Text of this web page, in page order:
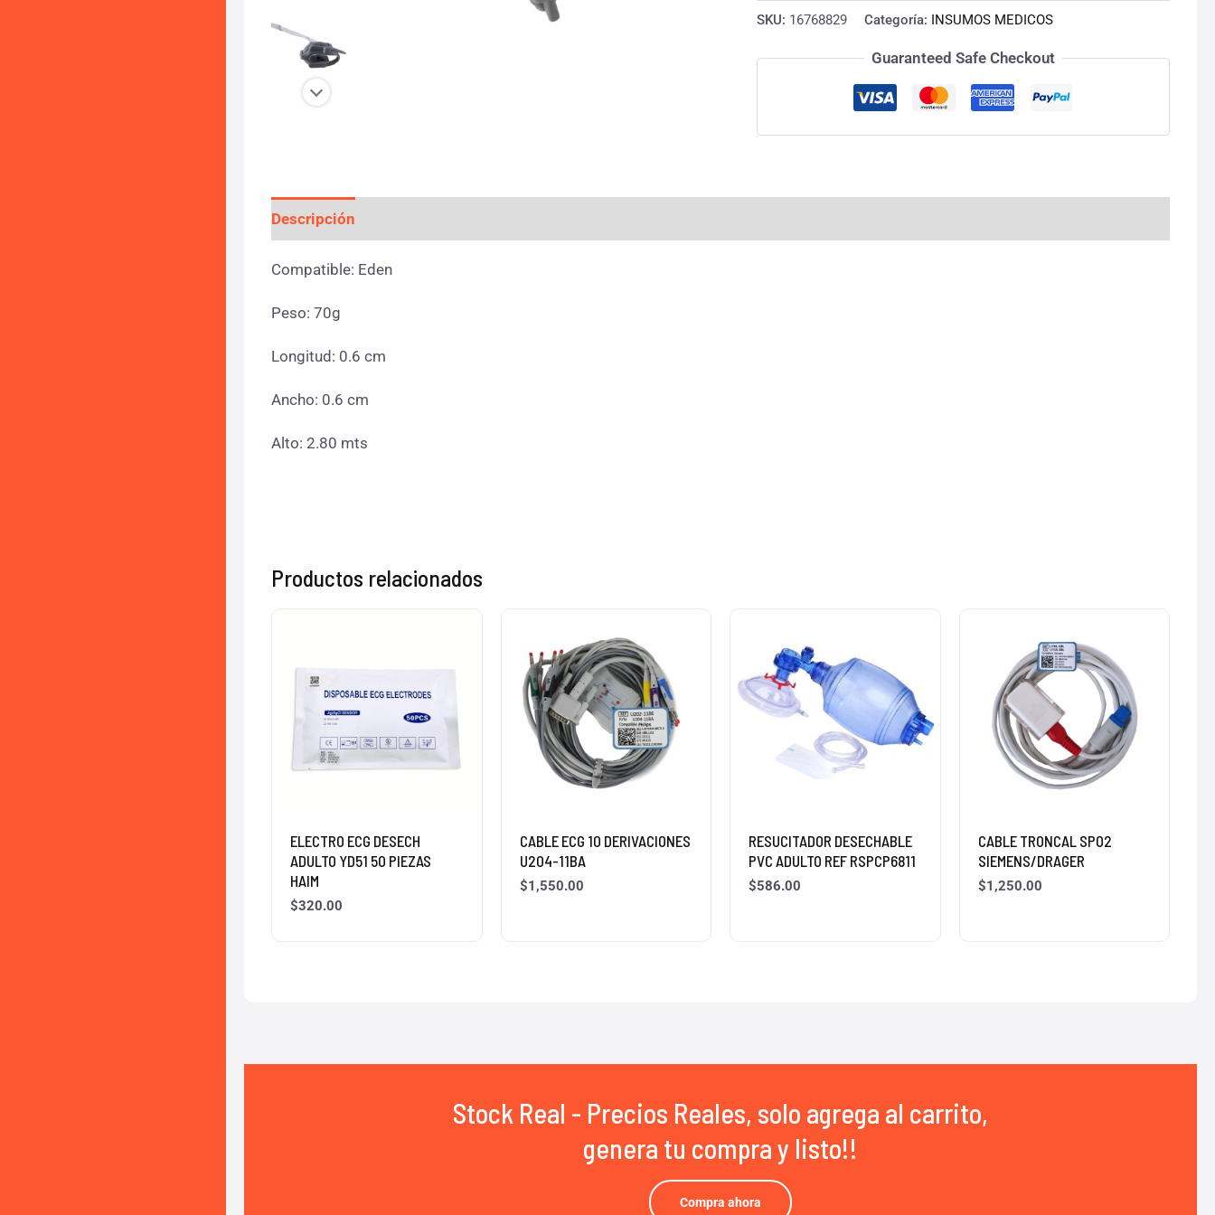
SKU: 16768829 Categoría: INSUMOS MEDICOS
Guaranteed Safe Checkout
Descripción
Compatible: Eden
Peso: 70g
Longitud: 0.6 cm
Ancho: 0.6 cm
Alto: 2.80 mts
Productos relacionados
ELECTRO ECG DESECH
ADULTO YD51 50 PIEZAS
HAIM
$320.00
CABLE ECG 10 DERIVACIONES
U204-11BA
$1,550.00
RESUCITADOR DESECHABLE
PVC ADULTO REF RSPCP6811
$586.00
CABLE TRONCAL SPO2
SIEMENS/DRAGER
$1,250.00
Stock Real - Precios Reales, solo agrega al carrito,
genera tu compra y listo!!
Compra ahora